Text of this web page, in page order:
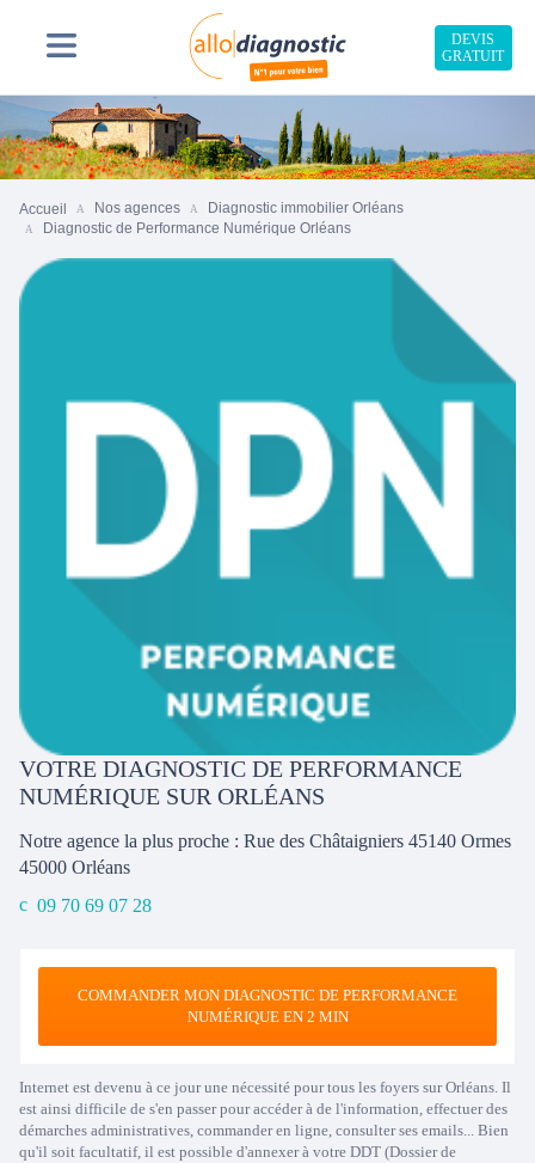
DEVIS
GRATUIT
Accueil Nos agences
Diagnostic immobilier Orléans
Diagnostic de Performance Numérique Orléans
VOTRE DIAGNOSTIC DE PERFORMANCE
NUMÉRIQUE SUR ORLÉANS
Notre agence la plus proche : Rue des Châtaigniers 45140 Ormes
45000 Orléans
09 70 69 07 28
COMMANDER MON DIAGNOSTIC DE PERFORMANCE
NUMÉRIQUE EN 2 MIN
Internet est devenu à ce jour une nécessité pour tous les foyers sur Orléans. Il
est ainsi difficile de s'en passer pour accéder à de l'information, effectuer des
démarches administratives, commander en ligne, consulter ses emails... Bien
qu'il soit facultatif, il est possible d'annexer à votre DDT (Dossier de